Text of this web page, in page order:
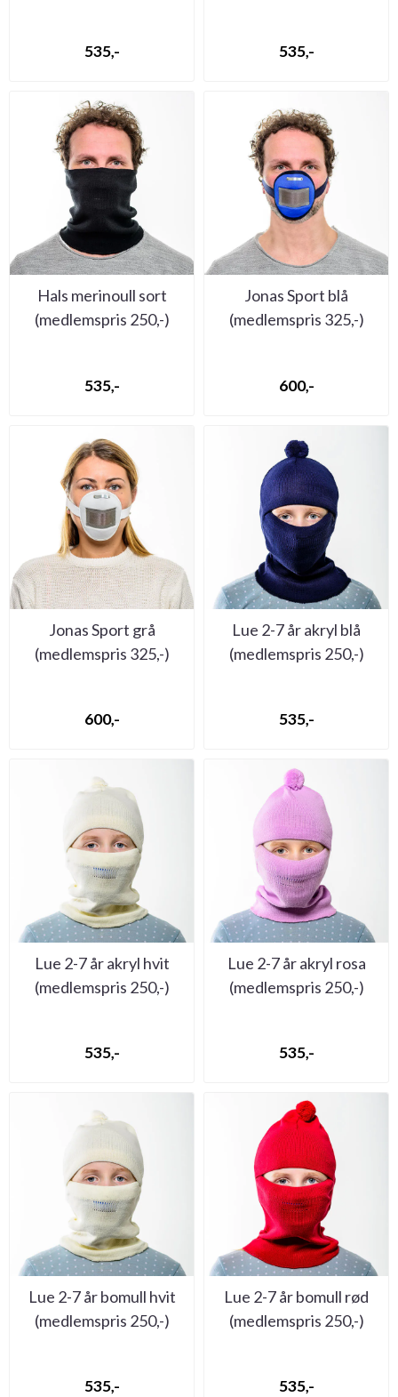
535,- 535,-
Hals merinoull sort
(medlemspris 250,-)
535,-
Jonas Sport blå
(medlemspris 325,-)
600,-
Jonas Sport grå
(medlemspris 325,-)
600,-
Lue 2-7 år akryl blå
(medlemspris 250,-)
535,-
Lue 2-7 år akryl hvit
(medlemspris 250,-)
535,-
Lue 2-7 år akryl rosa
(medlemspris 250,-)
535,-
Lue 2-7 år bomull hvit
(medlemspris 250,-)
535,-
Lue 2-7 år bomull rød
(medlemspris 250,-)
535,-